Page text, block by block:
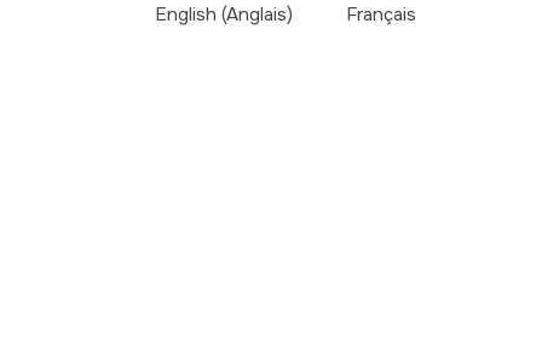
English (Anglais) Français